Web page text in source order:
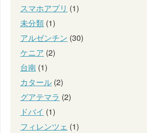
スマホアプリ (1)
未分類 (1)
アルゼンチン (30)
ケニア (2)
台南 (1)
カタール (2)
グアテマラ (2)
ドバイ (1)
フィレンツェ (1)